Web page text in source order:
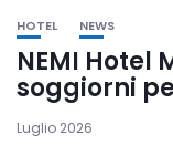
HOTEL NEWS
NEMI Hotel
soggiorni
Luglio 2026